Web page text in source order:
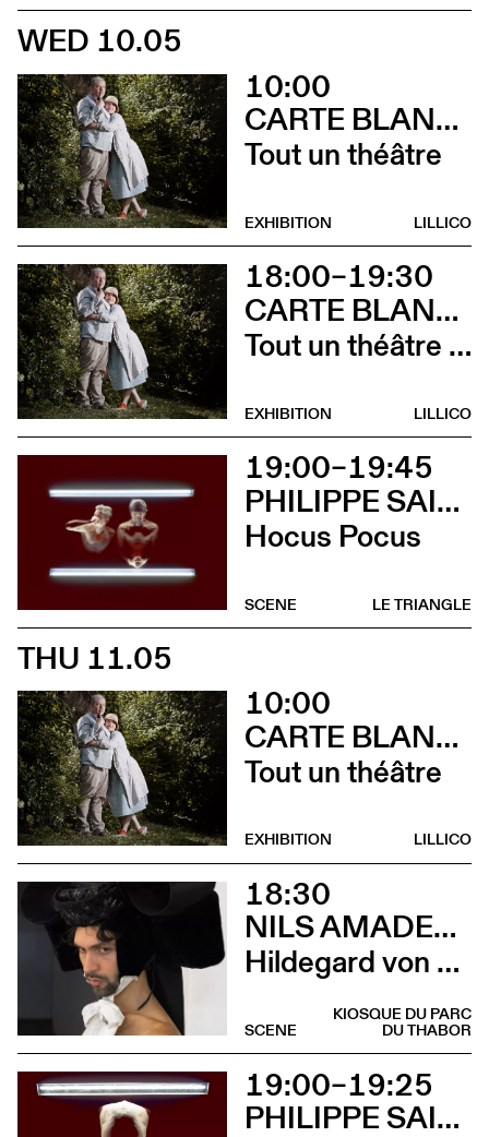
WED 10.05
10:00
CARTE BLANCHE À ALBERTINE & GERMANO ZULLO
Tout un théâtre
LILLICO
EXHIBITION
18:00–19:30
CARTE BLANCHE À ALBERTINE & GERMANO ZULLO
Tout un théâtre (Rencontre avec Albertine et Germano Zullo et soirée films d’animation. Tout public dès 10 ans)
LILLICO
EXHIBITION
19:00–19:45
PHILIPPE SAIRE
Hocus Pocus
LE TRIANGLE
SCENE
THU 11.05
10:00
CARTE BLANCHE À ALBERTINE & GERMANO ZULLO
Tout un théâtre
LILLICO
EXHIBITION
18:30
NILS AMADEUS LANGE
Hildegard von Bingen
KIOSQUE DU PARC
DU THABOR
SCENE
19:00–19:25
PHILIPPE SAIRE